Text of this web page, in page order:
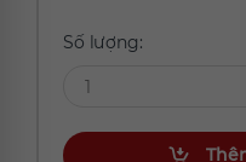
Số lượng: